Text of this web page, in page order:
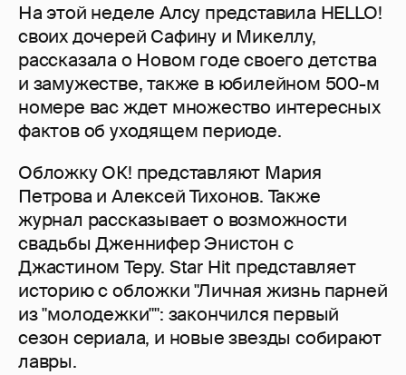
На этой неделе Алсу представила HELLO!
своих дочерей Сафину и Микеллу,
рассказала о Новом годе своего детства
и замужестве, также в юбилейном 500-м
номере вас ждет множество интересных
фактов об уходящем периоде.
Обложку ОК! представляют Мария
Петрова и Алексей Тихонов. Также
журнал рассказывает о возможности
свадьбы Дженнифер Энистон с
Джастином Теру. Star Hit представляет
историю с обложки "Личная жизнь парней
из "молодежки"": закончился первый
сезон сериала, и новые звезды собирают
лавры.